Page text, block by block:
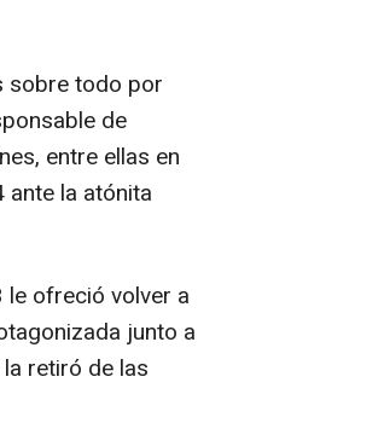
sobre todo por
de
entre ellas en
la atónita
le ofreció volver a
junto a
retiró de las